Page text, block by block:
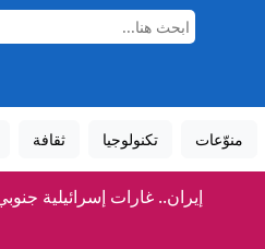
منوّعات تكنولوجيا ثقافة
إيران.. غارات إسرائيلية